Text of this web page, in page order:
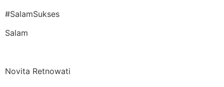
#SalamSukses
Salam
Novita Retnowati